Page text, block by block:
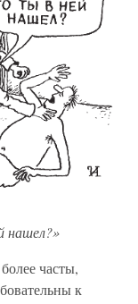
нашел?»
часты,
к